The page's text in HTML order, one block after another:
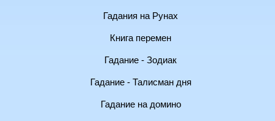
Гадания на Рунах
Книга перемен
Гадание - Зодиак
Гадание - Талисман дня
Гадание на домино